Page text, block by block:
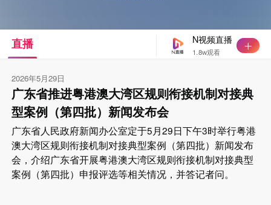
N视频直播
1.8w观看
直播
2026年5月29日
广东省推进粤港澳大湾区规则衔接机制对接典
型案例（第四批）新闻发布会
广东省人民政府新闻办公室定于5月29日下午3时举行粤港
澳大湾区规则衔接机制对接典型案例（第四批）新闻发布
会，介绍广东省开展粤港澳大湾区规则衔接机制对接典型
案例（第四批）申报评选等相关情况，并答记者问。